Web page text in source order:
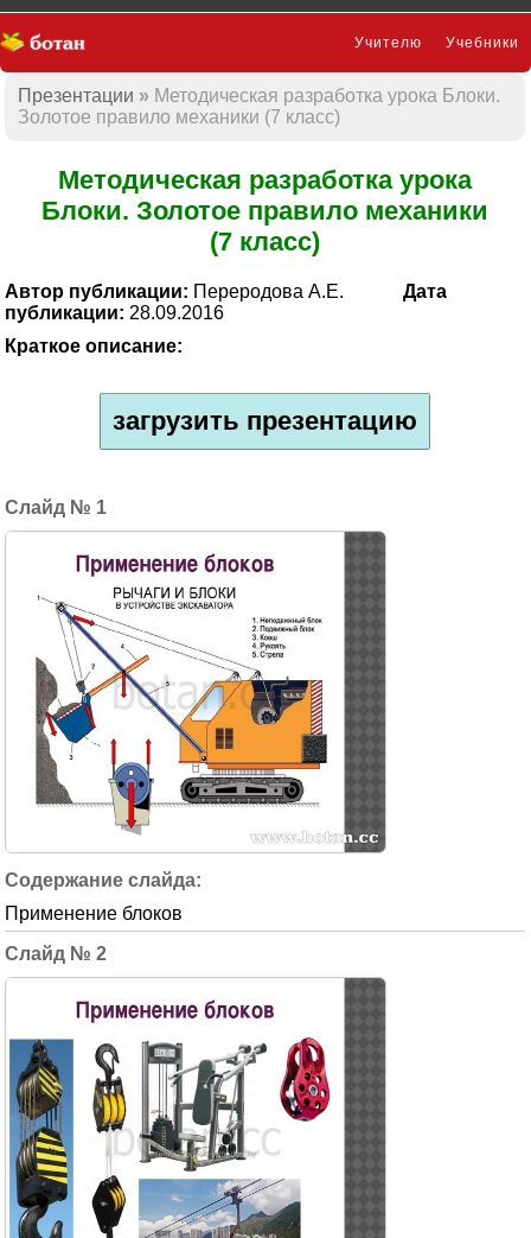
Учебники
Учителю
Презентации
Презентации
Методическая разработка урока Блоки.
Золотое правило механики (7 класс)
Методическая разработка урока
Блоки. Золотое правило механики
(7 класс)
Автор публикации: Переродова А.Е.
Дата
публикации: 28.09.2016
Краткое описание:
загрузить презентацию
1
Применение блоков
2